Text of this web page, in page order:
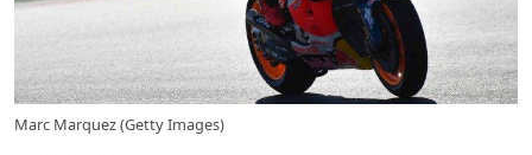
Marc Marquez (Getty Images)